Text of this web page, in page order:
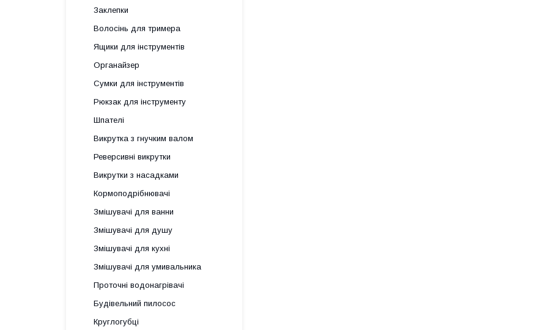
Заклепки
Волосінь для тримера
Ящики для інструментів
Органайзер
Сумки для інструментів
Рюкзак для інструменту
Шпателі
Викрутка з гнучким валом
Реверсивні викрутки
Викрутки з насадками
Кормоподрібнювачі
Змішувачі для ванни
Змішувачі для душу
Змішувачі для кухні
Змішувачі для умивальника
Проточні водонагрівачі
Будівельний пилосос
Круглогубці